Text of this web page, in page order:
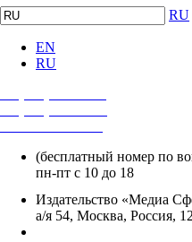
RU
EN
RU
(бесплатный номер по
пн-пт с 10 до 18
Издательство «Медиа
а/я 54, Москва, Россия,